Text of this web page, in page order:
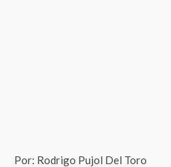
Por: Rodrigo Pujol Del Toro